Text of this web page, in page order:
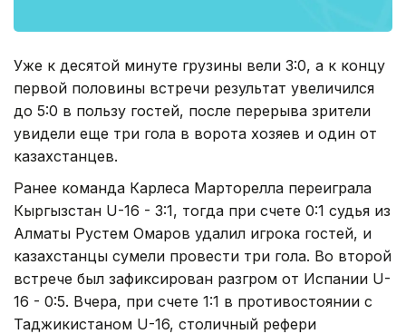
Уже к десятой минуте грузины вели 3:0, а к концу
первой половины встречи результат увеличился
до 5:0 в пользу гостей, после перерыва зрители
увидели еще три гола в ворота хозяев и один от
казахстанцев.
Ранее команда Карлеса Марторелла переиграла
Кыргызстан U-16 - 3:1, тогда при счете 0:1 судья из
Алматы Рустем Омаров удалил игрока гостей, и
казахстанцы сумели провести три гола. Во второй
встрече был зафиксирован разгром от Испании U-
16 - 0:5. Вчера, при счете 1:1 в противостоянии с
Таджикистаном U-16, столичный рефери